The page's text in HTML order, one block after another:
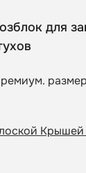
для